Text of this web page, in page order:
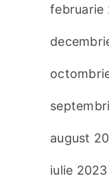
februarie
august
iulie 2023